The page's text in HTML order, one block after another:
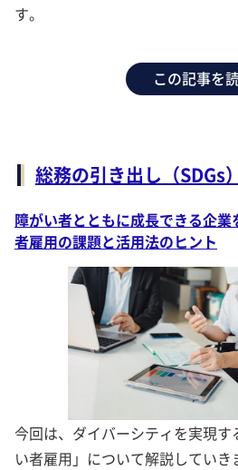
す。
この記事を
総務の引き出し（SDGs）
障がい者とともに成長できる企
者雇用の課題と活用法のヒント
今回は、ダイバーシティを実現
い者雇用」について解説していき